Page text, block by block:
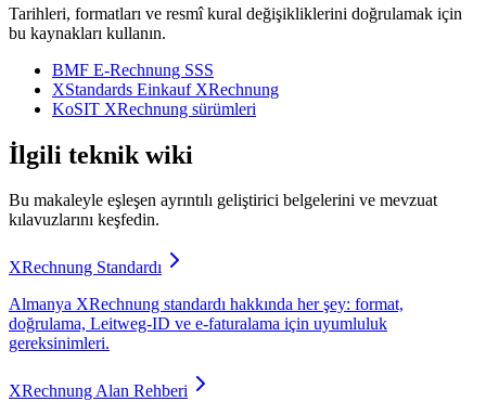
Tarihleri, formatları ve resmî kural değişikliklerini doğrulamak için
bu kaynakları kullanın.
BMF E-Rechnung SSS
XStandards Einkauf XRechnung
KoSIT XRechnung sürümleri
İlgili teknik wiki
Bu makaleyle eşleşen ayrıntılı geliştirici belgelerini ve mevzuat
kılavuzlarını keşfedin.
XRechnung Standardı
Almanya XRechnung standardı hakkında her şey: format,
doğrulama, Leitweg-ID ve e-faturalama için uyumluluk
gereksinimleri.
XRechnung Alan Rehberi